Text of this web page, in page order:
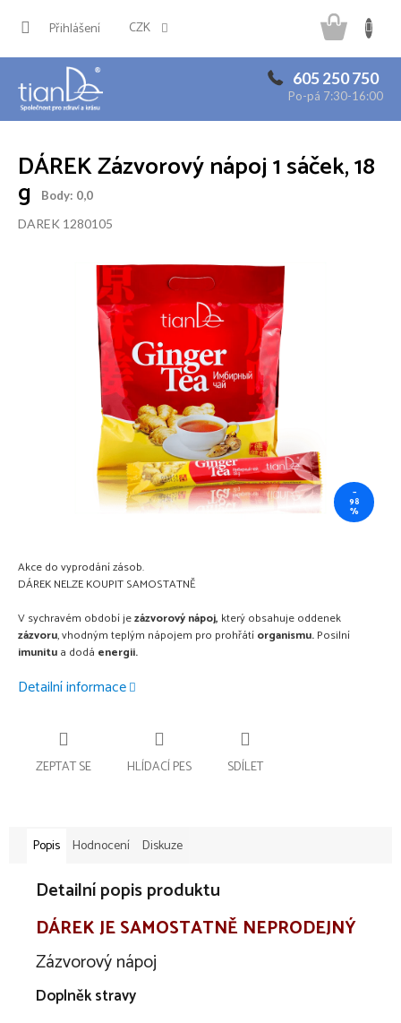
CZK
Přihlášení
605 250 750
Po-pá 7:30-16:00
košík
DÁREK Zázvorový nápoj 1 sáček, 18
g Body: 0,0
DAREK 1280105
–
98
%
Akce do vyprodání zásob.
DÁREK NELZE KOUPIT SAMOSTATNĚ
V sychravém období jezázvorový nápoj, který obsahuje oddenek
zázvoru, vhodným teplým nápojem pro prohřátíorganismu.Posilní
imunitua dodá energii.
Detailní informace
ZEPTAT SE HLÍDACÍ PES SDÍLET
Popis Hodnocení Diskuze
Detailní popis produktu
DÁREK JE SAMOSTATNĚ NEPRODEJNÝ
Zázvorový nápoj
Doplněk stravy